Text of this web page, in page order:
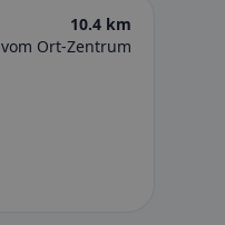
10.4 km
vom Ort-Zentrum